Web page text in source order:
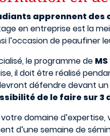
apprennent des
en entreprise est la
l’occasion de
le programme de
il doit être réalisé
défendre devant
de le faire sur 3
domaine
d’une semaine de